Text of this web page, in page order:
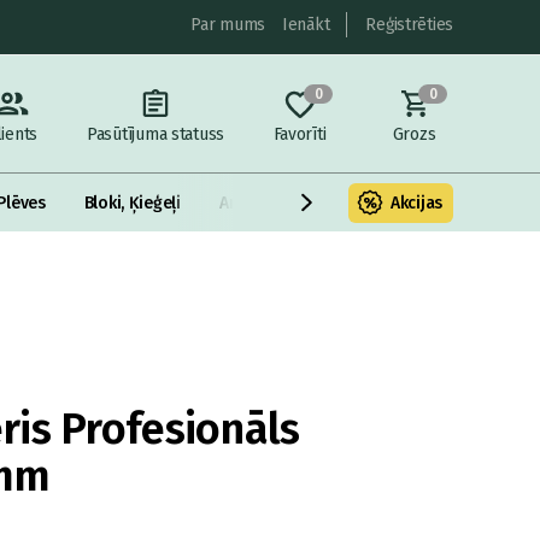
Par mums Ienākt Reģistrēties
Pasūtījuma statuss
0
Favorīti
0
Grozs
Bloki, Ķieģeļi Armatūra un metāls Fasādes
Akcijas
Profesionāls